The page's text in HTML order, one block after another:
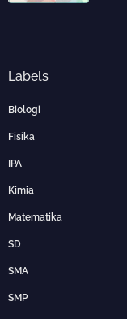
Labels
Biologi
Fisika
IPA
Kimia
Matematika
SD
SMA
SMP